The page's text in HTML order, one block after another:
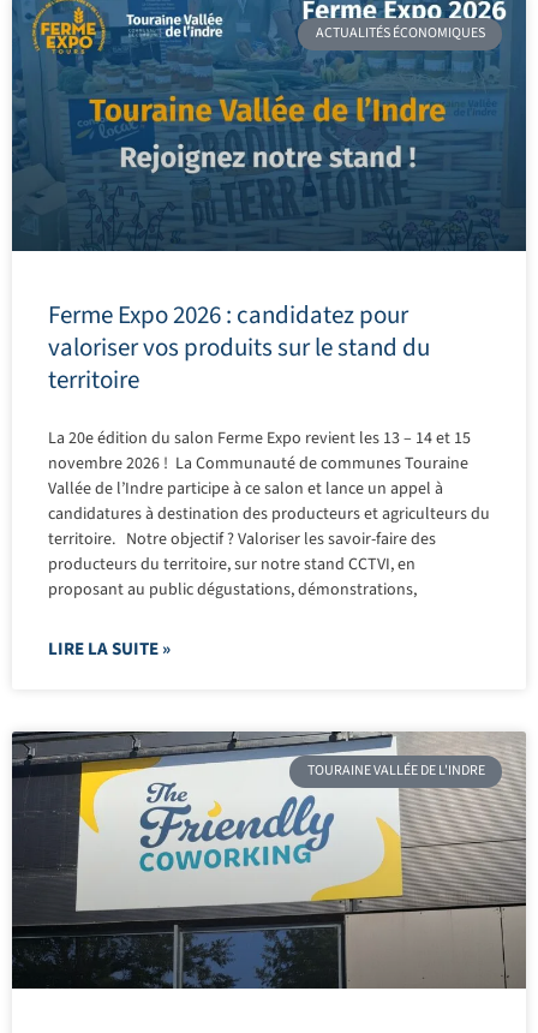
ACTUALITÉS ÉCONOMIQUES
Ferme Expo 2026 : candidatez pour
valoriser vos produits sur le stand du
territoire
La 20e édition du salon Ferme Expo revient les 13 – 14 et 15
novembre 2026 ! La Communauté de communes Touraine
Vallée de l’Indre participe à ce salon et lance un appel à
candidatures à destination des producteurs et agriculteurs du
territoire. Notre objectif ? Valoriser les savoir-faire des
producteurs du territoire, sur notre stand CCTVI, en
proposant au public dégustations, démonstrations,
LIRE LA SUITE »
TOURAINE VALLÉE DE L'INDRE